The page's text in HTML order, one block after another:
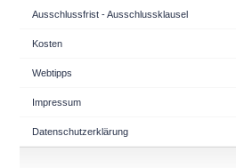
Ausschlussfrist - Ausschlussklausel
Kosten
Webtipps
Impressum
Datenschutzerklärung